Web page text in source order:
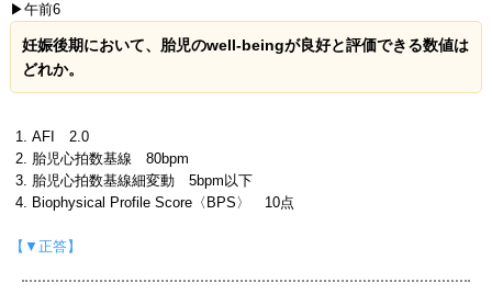
▶午前6
妊娠後期において、胎児のwell-beingが良好と評価できる数値は
どれか。
AFI 2.0
胎児心拍数基線 80bpm
胎児心拍数基線細変動 5bpm以下
Biophysical Profile Score〈BPS〉 10点
【▼正答】